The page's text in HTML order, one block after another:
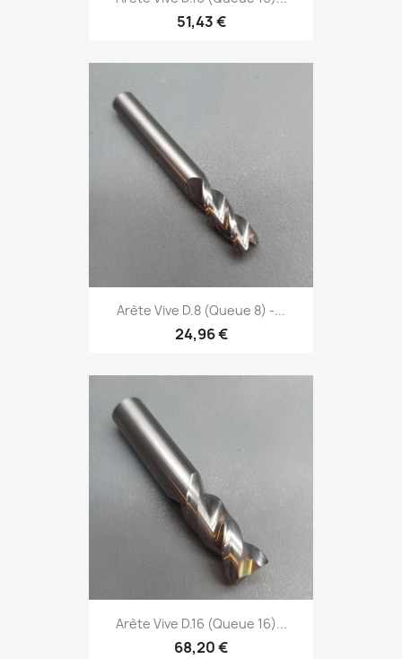
51,43 €
Arète Vive D.8 (Queue 8) -...
24,96 €
Arète Vive D.16 (Queue 16)...
68,20 €